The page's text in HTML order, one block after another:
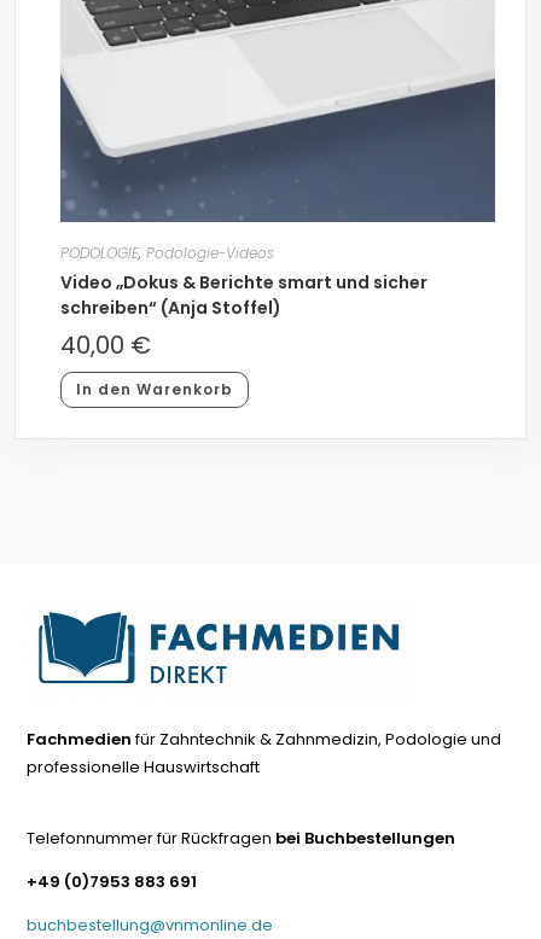
PODOLOGIE, Podologie-Videos
Video „Dokus & Berichte smart und sicher
schreiben“ (Anja Stoffel)
40,00 €
In den Warenkorb
Fachmedienfür Zahntechnik & Zahnmedizin, Podologie und
professionelle Hauswirtschaft
Telefonnummer für Rückfragen bei Buchbestellungen
+49 (0)7953 883 691
buchbestellung@vnmonline.de